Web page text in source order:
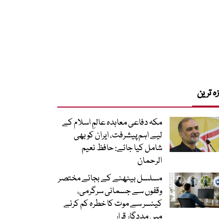
ترین
مکہ دفاعی معاہدہ عالمِ اسلام کے
لیے اہم پیشرفت، ایران کو بھی
شامل کیا جائے: حافظ نعیم
الرحمان
مسلسل بیٹھنے کے بجائے مختصر
وقفوں سے جسمانی سرگرمی،
کینسر سے موت کا خطرہ کم کرنے